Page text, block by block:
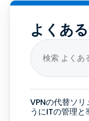
よくあ
VPNの代替ソ
うにITの管理と